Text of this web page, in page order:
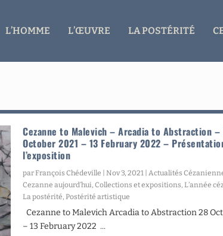
L’HOMME L’ŒUVRE LA POSTÉRITÉ
Cezanne to Malevich – Arcadia to Abstraction –
October 2021 – 13 February 2022 –
l’exposition
parFrançois Chédeville |Nov 3, 2021 |Actualités
Cezanne aujourd’hui,Collections et expositions,L’année
La postérité,Postérité artistique
Cezanne to Malevich Arcadia to Abstraction 28
– 13 February 2022 ...